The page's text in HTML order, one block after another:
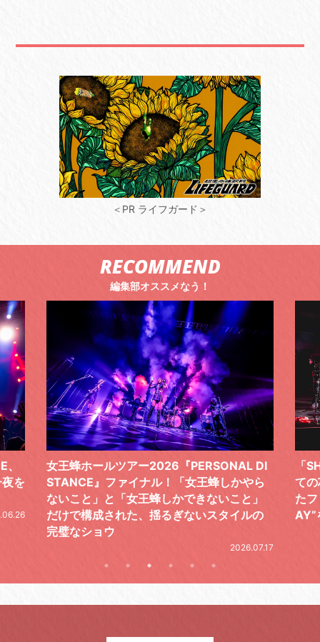
＜PR ライフガード＞
RECOMMEND
編集部オススメなう！
ら
の
「SHISHAMOでした!!!」ロックバンドとし
ての芯を貫き通し、笑顔と感謝で泳ぎ切っ
たファイナルライブ、DAY2“GOODBYE D
AY”をレポート
気
レ